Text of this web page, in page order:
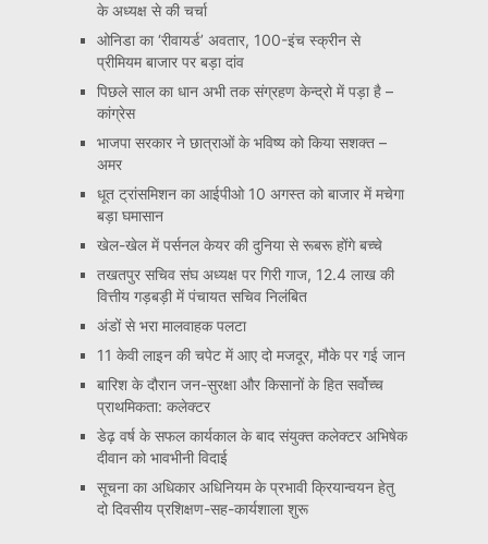
के अध्यक्ष से की चर्चा
ओनिडा का ‘रीवायर्ड’ अवतार, 100-इंच स्क्रीन से
प्रीमियम बाजार पर बड़ा दांव
पिछले साल का धान अभी तक संग्रहण केन्द्रो में पड़ा है –
कांग्रेस
भाजपा सरकार ने छात्राओं के भविष्य को किया सशक्त –
अमर
धूत ट्रांसमिशन का आईपीओ 10 अगस्त को बाजार में मचेगा
बड़ा घमासान
खेल-खेल में पर्सनल केयर की दुनिया से रूबरू होंगे बच्चे
तखतपुर सचिव संघ अध्यक्ष पर गिरी गाज, 12.4 लाख की
वित्तीय गड़बड़ी में पंचायत सचिव निलंबित
अंडों से भरा मालवाहक पलटा
11 केवी लाइन की चपेट में आए दो मजदूर, मौके पर गई जान
बारिश के दौरान जन-सुरक्षा और किसानों के हित सर्वोच्च
प्राथमिकता: कलेक्टर
डेढ़ वर्ष के सफल कार्यकाल के बाद संयुक्त कलेक्टर अभिषेक
दीवान को भावभीनी विदाई
सूचना का अधिकार अधिनियम के प्रभावी क्रियान्वयन हेतु
दो दिवसीय प्रशिक्षण-सह-कार्यशाला शुरू